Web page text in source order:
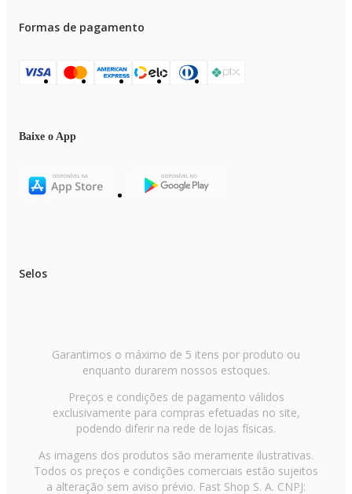
Formas de pagamento
Baixe o App
Selos
Garantimos o máximo de 5 itens por produto ou
enquanto durarem nossos estoques.
Preços e condições de pagamento válidos
exclusivamente para compras efetuadas no site,
podendo diferir na rede de lojas físicas.
As imagens dos produtos são meramente ilustrativas.
Todos os preços e condições comerciais estão sujeitos
a alteração sem aviso prévio. Fast Shop S. A. CNPJ: